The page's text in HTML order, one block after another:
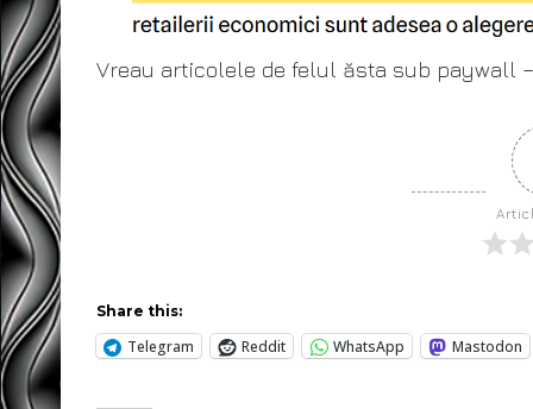
Vreau articolele de felul ăsta sub paywall
Share this:
Telegram Reddit WhatsApp Mastodon